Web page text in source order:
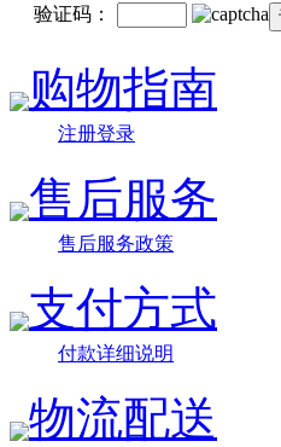
验证码：
购物指南
注册登录
售后服务
售后服务政策
支付方式
付款详细说明
物流配送